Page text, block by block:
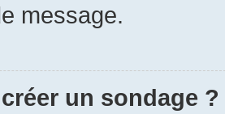
message.
un sondage ?